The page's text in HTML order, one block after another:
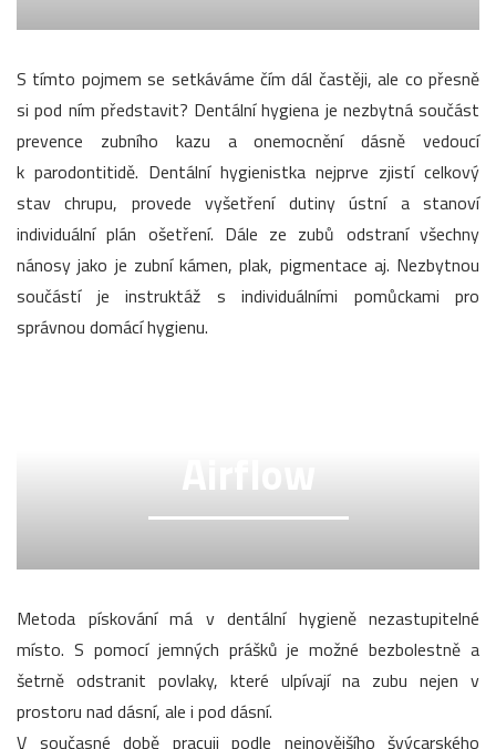
S tímto pojmem se setkáváme čím dál častěji, ale co přesně
si pod ním představit? Dentální hygiena je nezbytná součást
prevence zubního kazu a onemocnění dásně vedoucí
k parodontitidě. Dentální hygienistka nejprve zjistí celkový
stav chrupu, provede vyšetření dutiny ústní a stanoví
individuální plán ošetření. Dále ze zubů odstraní všechny
nánosy jako je zubní kámen, plak, pigmentace aj. Nezbytnou
součástí je instruktáž s individuálními pomůckami pro
správnou domácí hygienu.
Airflow
Metoda pískování má v dentální hygieně nezastupitelné
místo. S pomocí jemných prášků je možné bezbolestně a
šetrně odstranit povlaky, které ulpívají na zubu nejen v
prostoru nad dásní, ale i pod dásní.
V současné době pracuji podle nejnovějšího švýcarského